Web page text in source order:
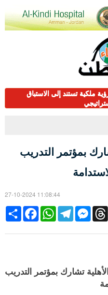
ملكية تستند إلى الاستباق
بمؤتمر التدريب
27-10-2024 11:08:44
Share
FacebookWhatsAppTelegramMessengerThreads
تشارك بمؤتمر التدريب